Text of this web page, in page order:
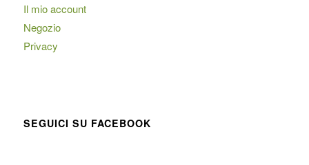
Il mio account
Negozio
Privacy
SEGUICI SU FACEBOOK